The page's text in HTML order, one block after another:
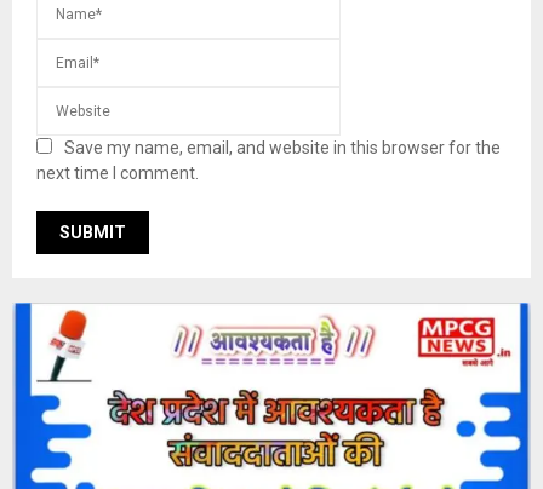
Save my name, email, and website in this browser for the
next time I comment.